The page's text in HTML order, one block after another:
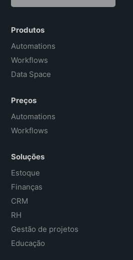
English
Español
Français
Produtos
Automations
Workflows
Data Space
Preços
Automations
Workflows
Soluções
Estoque
Finanças
CRM
RH
Gestão de projetos
Educação